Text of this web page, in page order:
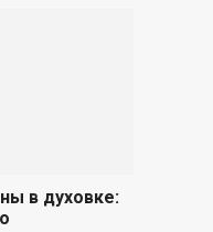
в духовке: